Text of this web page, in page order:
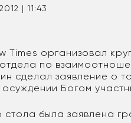
| 11:43
Times организовал
по
сделал заявление о
Богом
стола была заявлена